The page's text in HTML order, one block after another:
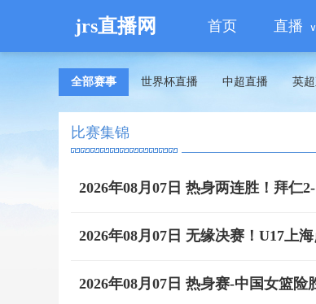
jrs直播网 首页 直播
全部赛事 世界杯直播 中超直播 英
比赛集锦
2026年08月07日 热身两连胜！拜仁
2026年08月07日 无缘决赛！U17上
2026年08月07日 热身赛-中国女篮